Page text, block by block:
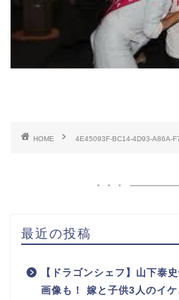
HOME 4E45093F-BC14-4D93-A86A-
最近の投稿
【ドラゴンシェフ】山下泰
画像も！ 嫁と子供3人のイ